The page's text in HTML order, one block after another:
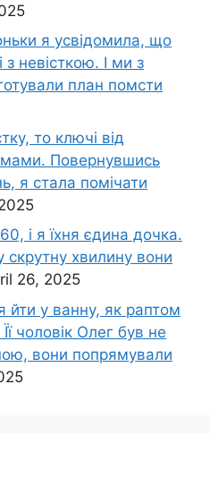
я усвідомила, що
невісткою. І ми з
план помсти
то ключі від
Повернувшись
я стала помічати
і я їхня єдина дочка.
хвилину вони
26, 2025
йти у ванну, як раптом
чоловік Олег був не
вони попрямували